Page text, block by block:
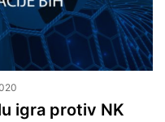
igra protiv NK